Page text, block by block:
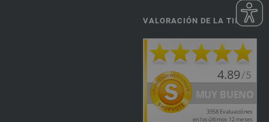
VALORACIÓN DE LA TIENDA